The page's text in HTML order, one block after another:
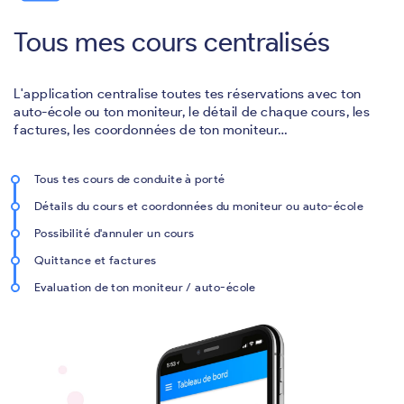
Tous mes cours centralisés
L'application centralise toutes tes réservations avec ton
auto-école ou ton moniteur, le détail de chaque cours, les
factures, les coordonnées de ton moniteur…
Tous tes cours de conduite à porté
Détails du cours et coordonnées du moniteur ou auto-école
Possibilité d'annuler un cours
Quittance et factures
Evaluation de ton moniteur / auto-école